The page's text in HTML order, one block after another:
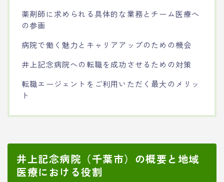
薬剤師に求められる具体的な業務とチーム医療へ
の参画
病院で働く魅力とキャリアアップのための機会
井上記念病院への転職を成功させるための対策
転職エージェントをご利用いただく最大のメリッ
ト
井上記念病院（千葉市）の概要と地域
医療における役割